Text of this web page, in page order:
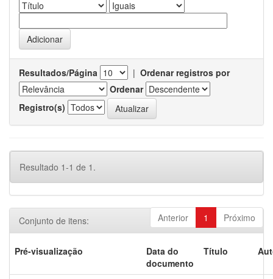
Resultados/Página | Ordenar registros por
Ordenar
Registro(s)
Resultado 1-1 de 1.
Anterior 1 Próximo
Conjunto de itens:
Pré-visualização
Data do
documento
Título